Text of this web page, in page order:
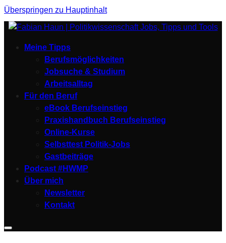
Überspringen zu Hauptinhalt
Meine Tipps
Berufsmöglichkeiten
Jobsuche & Studium
Arbeitsalltag
Für den Beruf
eBook Berufseinstieg
Praxishandbuch Berufseinstieg
Online-Kurse
Selbsttest Politik-Jobs
Gastbeiträge
Podcast #HWMP
Über mich
Newsletter
Kontakt